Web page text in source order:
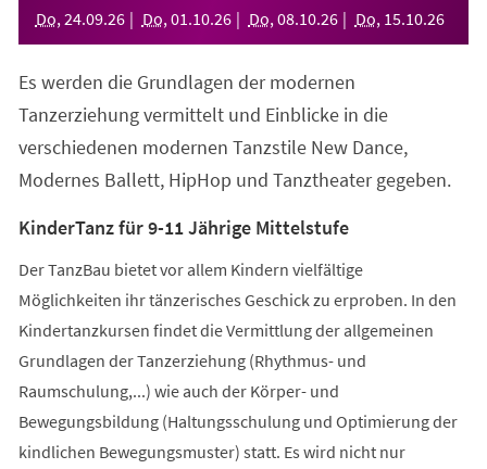
Do, 24.09.26 Do, 01 .10.26 Do, 08.10.26 Do, 15.10.26
Es werden die Grundlagen der modernen
Tanzerziehung vermittelt und Einblicke in die
verschiedenen modernen Tanzstile New Dance,
Modernes Ballett, HipHop und Tanztheater gegeben.
KinderTanz für 9-11 Jährige Mittelstufe
Der TanzBau bietet vor allem Kindern vielfältige
Möglichkeiten ihr tänzerisches Geschick zu erproben. In den
Kindertanzkursen findet die Vermittlung der allgemeinen
Grundlagen der Tanzerziehung (Rhythmus- und
Raumschulung,...) wie auch der Körper- und
Bewegungsbildung (Haltungsschulung und Optimierung der
kindlichen Bewegungsmuster) statt. Es wird nicht nur